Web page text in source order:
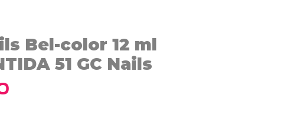
Bel-color 12 ml
51 GC Nails